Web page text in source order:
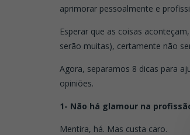
aprimorar pessoalmente e
Esperar que as coisas
serão muitas), certamente não
Agora, separamos 8 dicas para
opiniões.
1- Não há glamour na
Mentira, há. Mas custa caro.